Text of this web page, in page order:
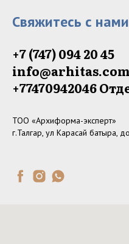
Свяжитесь с
+7 (747) 094 20 45
+77470942046‬
ТОО «Архиформа-эксперт»
г.Талгар, ул Карасай батыра,